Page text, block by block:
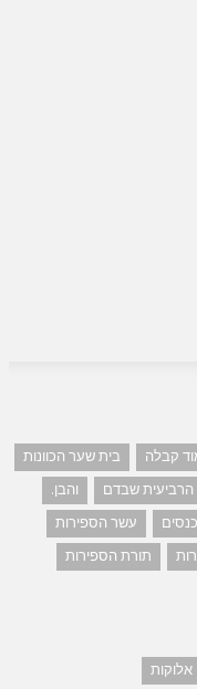
קבלה
בית שער הכוונות
הרביעית שבדם
והבן.
עשר הספירות
תורת הספירות
אלוקות